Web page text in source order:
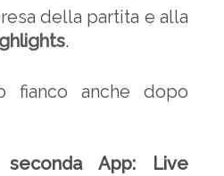
della partita e alla
.
fianco anche dopo
seconda App: Live